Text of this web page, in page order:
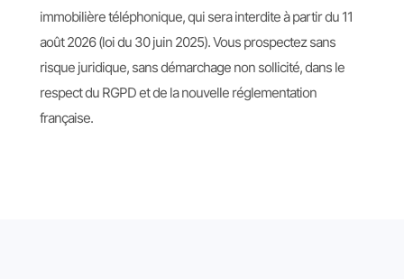
immobilière téléphonique, qui sera interdite à partir du 11
août 2026 (loi du 30 juin 2025). Vous prospectez sans
risque juridique, sans démarchage non sollicité, dans le
respect du RGPD et de la nouvelle réglementation
française.